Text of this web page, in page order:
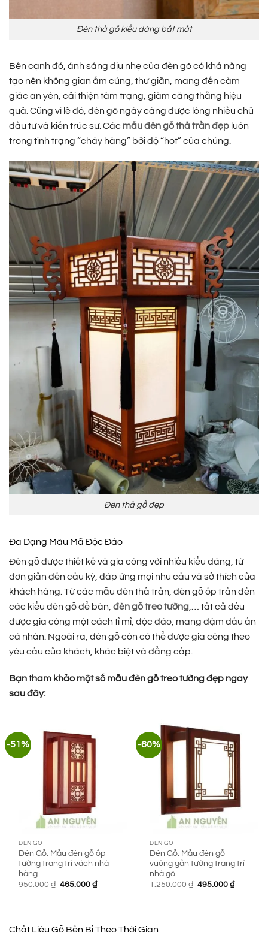
Đèn thả gỗ kiểu dáng bắt mắt
Bên cạnh đó, ánh sáng dịu nhẹ của đèn gỗ có khả năng
tạo nên không gian ấm cúng, thư giãn, mang đến cảm
giác an yên, cải thiện tâm trạng, giảm căng thẳng hiệu
quả. Cũng vì lẽ đó, đèn gỗ ngày càng được lòng nhiều chủ
đầu tư và kiến trúc sư. Các mẫu đèn gỗ thả trần đẹp luôn
trong tình trạng “cháy hàng” bởi độ “hot” của chúng.
Đèn thả gỗ đẹp
Đa Dạng Mẫu Mã Độc Đáo
Đèn gỗ được thiết kế và gia công với nhiều kiểu dáng, từ
đơn giản đến cầu kỳ, đáp ứng mọi nhu cầu và sở thích của
khách hàng. Từ các mẫu đèn thả trần, đèn gỗ ốp trần đến
các kiểu đèn gỗ để bàn, đèn gỗ treo tường ,… tất cả đều
được gia công một cách tỉ mỉ, độc đáo, mang đậm dấu ấn
cá nhân. Ngoài ra, đèn gỗ còn có thể được gia công theo
yêu cầu của khách, khác biệt và đẳng cấp.
Bạn tham khảo một số mẫu đèn gỗ treo tường đẹp ngay
sau đây:
-51%
ĐÈN GỖ
Đèn Gỗ: Mẫu đèn gỗ ốp
tường trang trí vách nhà
hàng
950.000₫ Giá
465.000₫Giá
-60%
ĐÈN GỖ
Đèn Gỗ: Mẫu đèn gỗ
vuông gắn tường trang trí
nhà gỗ
1.250.000₫ Giá
495.000₫Giá
Chất Liệu Gỗ Bền Bỉ Theo Thời Gian